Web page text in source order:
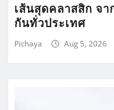
เส้นสุดคลาสสิก จา
กันทั่วประเทศ
Pichaya Aug 5, 2026